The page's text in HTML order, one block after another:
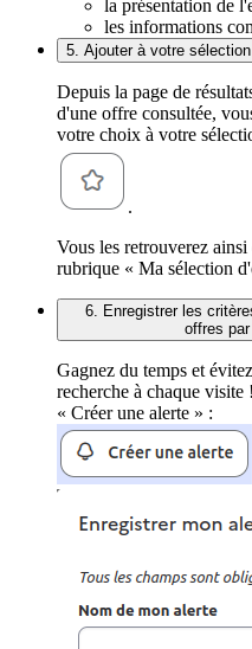
la présentation de
les informations
5. Ajouter à votre
Depuis la page de
d'une offre consultée,
votre choix à votre
.
Vous les retrouverez
rubrique « Ma sélection
6. Enregistrer les
offres
Gagnez du temps et
recherche à chaque
« Créer une alerte » :